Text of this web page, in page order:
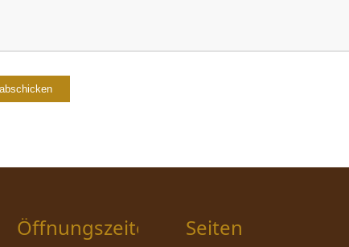
Öffnungszeiten Seiten